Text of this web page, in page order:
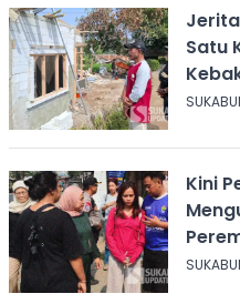
Satu
Kini